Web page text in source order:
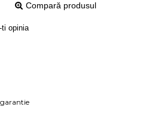
Compară produsul
ti opinia
garantie